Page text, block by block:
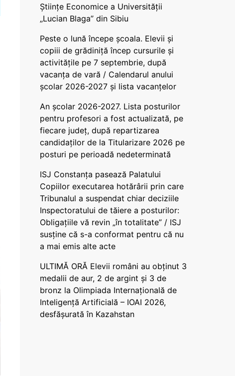
Științe Economice a Universității
„Lucian Blaga” din Sibiu
Peste o lună începe școala. Elevii și
copiii de grădiniță încep cursurile și
activitățile pe 7 septembrie, după
vacanța de vară / Calendarul anului
școlar 2026-2027 și lista vacanțelor
An școlar 2026-2027. Lista posturilor
pentru profesori a fost actualizată, pe
fiecare județ, după repartizarea
candidaților de la Titularizare 2026 pe
posturi pe perioadă nedeterminată
ISJ Constanța pasează Palatului
Copiilor executarea hotărârii prin care
Tribunalul a suspendat chiar deciziile
Inspectoratului de tăiere a posturilor:
Obligațiile vă revin „în totalitate” / ISJ
susține că s-a conformat pentru că nu
a mai emis alte acte
ULTIMĂ ORĂ Elevii români au obținut 3
medalii de aur, 2 de argint și 3 de
bronz la Olimpiada Internațională de
Inteligență Artificială – IOAI 2026,
desfășurată în Kazahstan